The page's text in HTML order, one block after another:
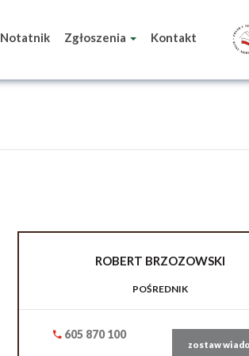
Notatnik Zgłoszenia Kontakt
ROBERT BRZOZOWSKI
POŚREDNIK
605 870 100
zostaw